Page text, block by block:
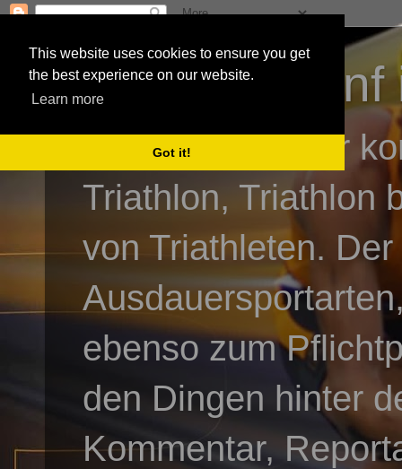
This website uses cookies to ensure you get
the best experience on our website.
Learn more
Got it!
3athlon - #dnf
Kai Baumgartner
Triathlon, Triathlon
von Triathleten.
ebenso zum
den Dingen hinter
Kommentar,